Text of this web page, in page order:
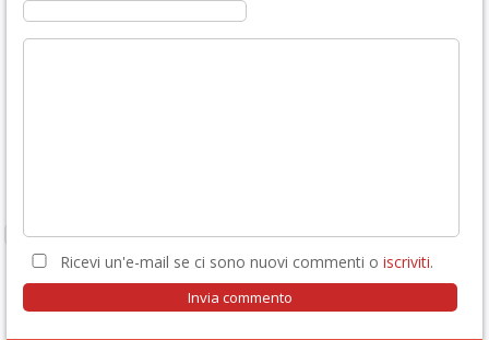
Ricevi un'e-mail se ci sono nuovi commenti o iscriviti.